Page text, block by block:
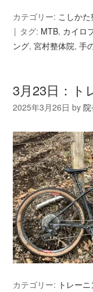
カテゴリー: こしか
タグ: MTB, カイロ
ング,宮村整体院,手
3月23日：ト
2025年3月26日 by
カテゴリー: トレー